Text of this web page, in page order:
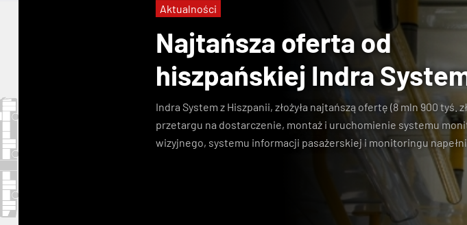
Najtańsza oferta od
hiszpańskiej Indra
Indra System z Hiszpanii, złożyła najtańszą ofertę (8 mln 900 tyś.
przetargu na dostarczenie, montaż i uruchomienie systemu
wizyjnego, systemu informacji pasażerskiej i monitoringu
Aktualności